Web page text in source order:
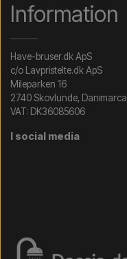
Information
Have-bruser.dk ApS
c/o Lavpristelte.dk ApS
Mileparken 16
2740 Skovlunde, Danimarca
VAT: DK36085606
I social media